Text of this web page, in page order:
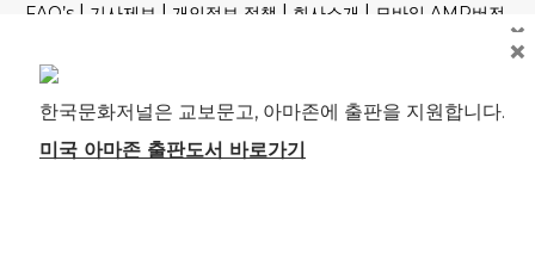
FAQ’s 기사제보 개인정보 정책 회사소개 모바일 AMP버전
제호: 한국문화저널 등록번호: 부산, 아00245 부산시 중구 중구
로 61 4F 전관 편집인(청소년보호책임자): 송기송 대표전화: 051
241-1323 ※본지는 신문윤리강령 및 실천요강을 준수합니다. 모
×
한국문화저널은 교보문고, 아마존에 출판을 지원합니다.
미국 아마존 출판도서 바로가기
×